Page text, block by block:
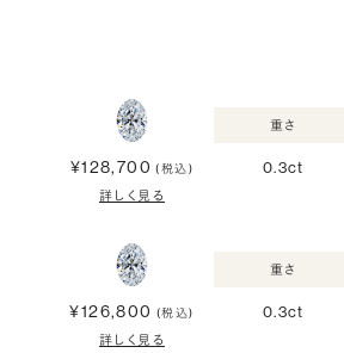
¥128,700 (税込)
詳しく見る
重さ
0.3ct
¥126,800 (税込)
詳しく見る
重さ
0.3ct